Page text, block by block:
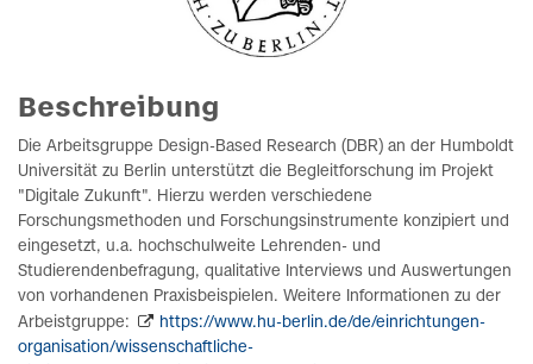
Beschreibung
Die Arbeitsgruppe Design-Based Research (DBR) an der Humboldt
Universität zu Berlin unterstützt die Begleitforschung im Projekt
"Digitale Zukunft". Hierzu werden verschiedene
Forschungsmethoden und Forschungsinstrumente konzipiert und
eingesetzt, u.a. hochschulweite Lehrenden- und
Studierendenbefragung, qualitative Interviews und Auswertungen
von vorhandenen Praxisbeispielen. Weitere Informationen zu der
Arbeistgruppe:
https://www.hu-berlin.de/de/einrichtungen-
organisation/wissenschaftliche-